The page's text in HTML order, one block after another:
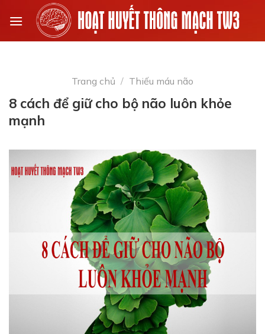
Trang chủ / Thiếu máu não
8 cách để giữ cho bộ não luôn khỏe
mạnh